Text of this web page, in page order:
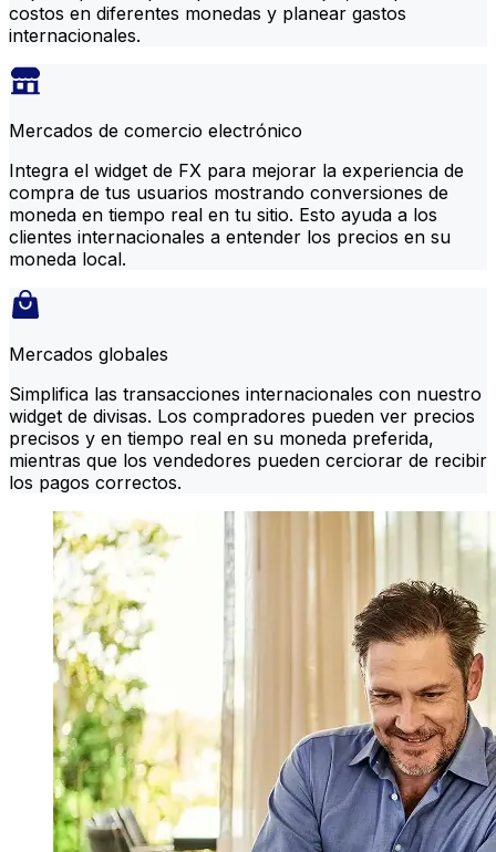
costos en diferentes monedas y planear gastos
internacionales.
Mercados de comercio electrónico
Integra el widget de FX para mejorar la experiencia de
compra de tus usuarios mostrando conversiones de
moneda en tiempo real en tu sitio. Esto ayuda a los
clientes internacionales a entender los precios en su
moneda local.
Mercados globales
Simplifica las transacciones internacionales con nuestro
widget de divisas. Los compradores pueden ver precios
precisos y en tiempo real en su moneda preferida,
mientras que los vendedores pueden cerciorar de recibir
los pagos correctos.